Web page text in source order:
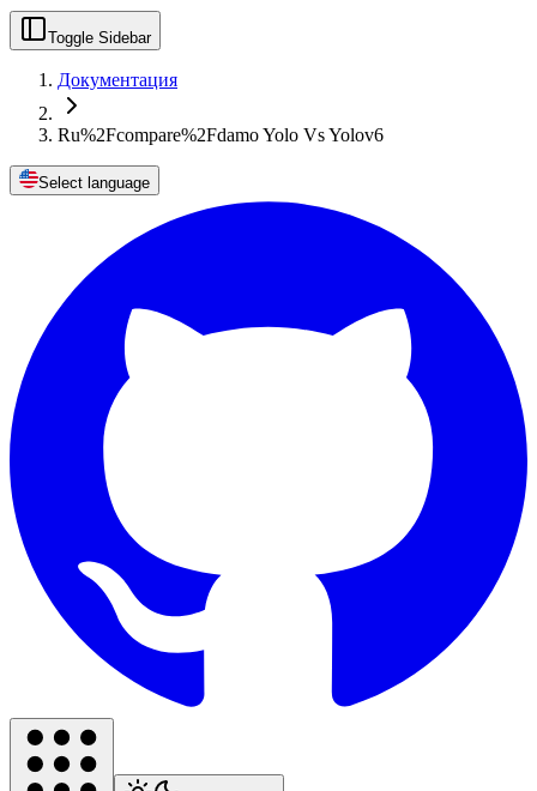
Toggle Sidebar
Документация
Ru%2Fcompare%2Fdamo Yolo Vs Yolov6
Select language